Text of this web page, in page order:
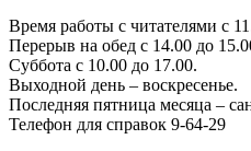
Время работы с читателями с
Перерыв на обед с 14.00 до
Суббота с 10.00 до 17.00.
Выходной день – воскресенье.
Последняя пятница месяца –
Телефон для справок 9-64-29